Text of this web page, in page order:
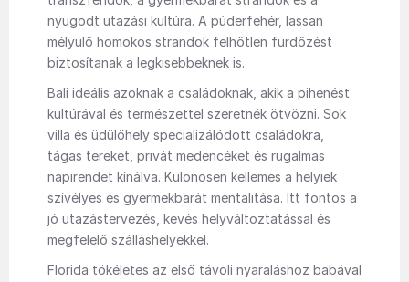
nyugodt utazási kultúra. A púderfehér, lassan
mélyülő homokos strandok felhőtlen fürdőzést
biztosítanak a legkisebbeknek is.
Bali ideális azoknak a családoknak, akik a pihenést
kultúrával és természettel szeretnék ötvözni. Sok
villa és üdülőhely specializálódott családokra,
tágas tereket, privát medencéket és rugalmas
napirendet kínálva. Különösen kellemes a helyiek
szívélyes és gyermekbarát mentalitása. Itt fontos a
jó utazástervezés, kevés helyváltoztatással és
megfelelő szálláshelyekkel.
Florida tökéletes az első távoli nyaraláshoz babával